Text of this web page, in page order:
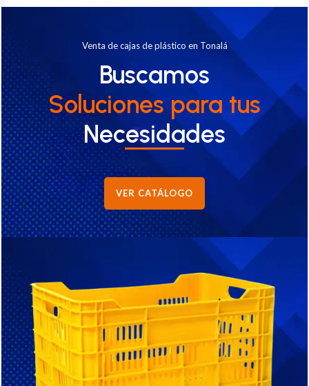
Venta de cajas de plástico en Tonalá
Buscamos
Soluciones para tus
Necesidades
VER CATÁLOGO